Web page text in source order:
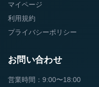
マイページ
利用規約
プライバシーポリシー
お問い合わせ
営業時間：9:00〜18:00